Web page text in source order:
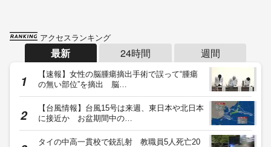
アクセスランキング
最新 24時間 週間
【速報】女性の脳腫瘍摘出手術で誤って“腫瘍
の無い部位”を摘出 脳…
【台風情報】台風15号は来週、東日本や北日本
に接近か お盆期間中の…
タイの中高一貫校で銃乱射 教職員5人死亡20